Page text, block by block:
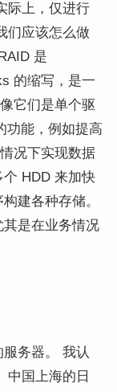
际上，仅进行
们应该怎么做
是
的缩写，是一
它们是单个驱
功能，例如提高
况下实现数据
HDD 来加快
建各种存储。
是在业务情况
务器。 我认
中国上海的日